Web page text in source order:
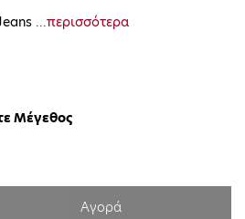
...περισσότερα
Μέγεθος
Αγορά